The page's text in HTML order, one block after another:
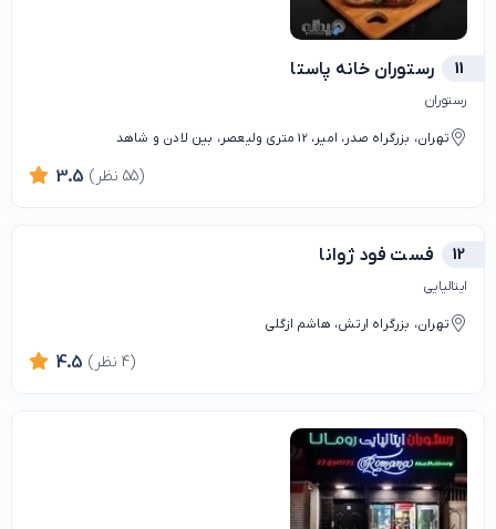
11 رستوران خانه پاستا
رستوران
تهران، بزرگراه صدر، امیر، 12 متری ولیعصر، بین لادن و شاهد
3.5 (55 نظر)
12 فست فود ژوانا
ایتالیایی
تهران، بزرگراه ارتش، هاشم ازگلی
4.5 (4 نظر)